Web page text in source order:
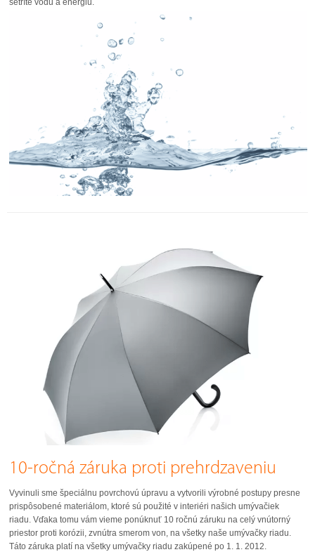
šetríte vodu a energiu.
10-ročná záruka proti prehrdzaveniu
Vyvinuli sme špeciálnu povrchovú úpravu a vytvorili výrobné postupy presne
prispôsobené materiálom, ktoré sú použité v interiéri našich umývačiek
riadu. Vďaka tomu vám vieme ponúknuť 10 ročnú záruku na celý vnútorný
priestor proti korózii, zvnútra smerom von, na všetky naše umývačky riadu.
Táto záruka platí na všetky umývačky riadu zakúpené po 1. 1. 2012.